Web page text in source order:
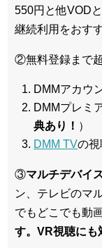
550円と他VOD
継続利用をおす
②無料登録まで超
DMMアカウ
DMMプレミ
典あり！ ）
DMM TVの視
③マルチデバイ
ン、テレビのマ
でもどこでも動
す。VR視聴にも